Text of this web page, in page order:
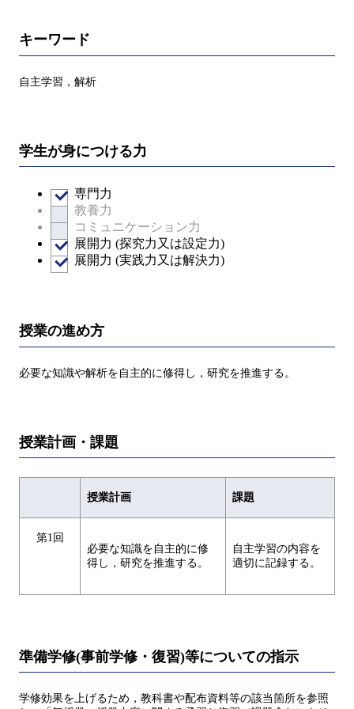
キーワード
自主学習，解析
学生が身につける力
専門力
教養力
コミュニケーション力
展開力 (探究力又は設定力)
展開力 (実践力又は解決力)
授業の進め方
必要な知識や解析を自主的に修得し，研究を推進する。
授業計画・課題
授業計画 課題
第1回
必要な知識を自主的に修
得し，研究を推進する。
自主学習の内容を
適切に記録する。
準備学修(事前学修・復習)等についての指示
学修効果を上げるため，教科書や配布資料等の該当箇所を参照